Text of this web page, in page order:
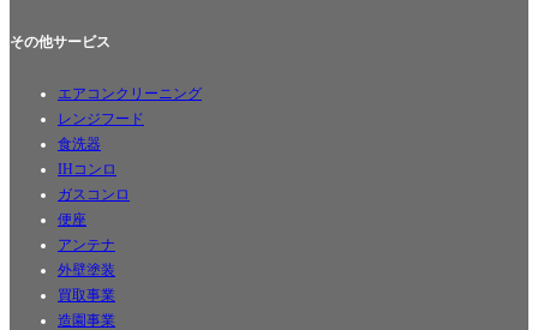
その他サービス
エアコンクリーニング
レンジフード
食洗器
IHコンロ
ガスコンロ
便座
アンテナ
外壁塗装
買取事業
造園事業